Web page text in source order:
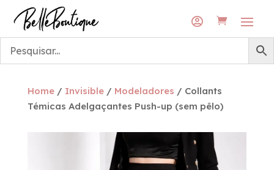

Home/ Invisible/ Modeladores / Collants
Témicas Adelgaçantes Push-up (sem pêlo)